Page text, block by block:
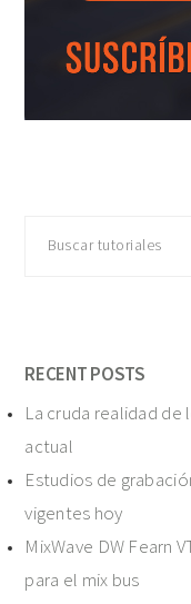
tutoriales
RECENT POSTS
La cruda realidad de
actual
Estudios de
vigentes hoy
MixWave DW Fearn
para el mix bus